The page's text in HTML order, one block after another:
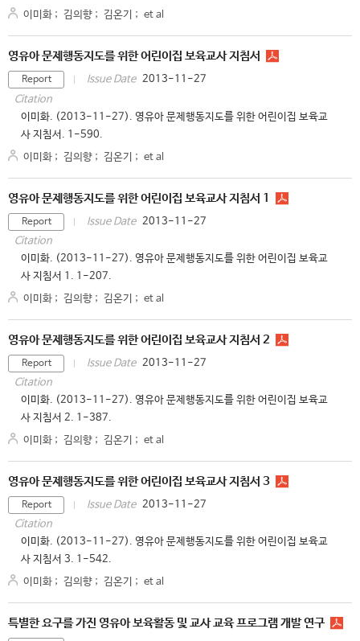
이미화 ; 김의향 ; 김온기 ; et al
영유아 문제행동지도를 위한 어린이집 보육교사 지침서
Report Issue Date 2013-11-27
Citation
이미화. (2013-11-27). 영유아 문제행동지도를 위한 어린이집 보육교
사 지침서. 1-590.
이미화 ; 김의향 ; 김온기 ; et al
영유아 문제행동지도를 위한 어린이집 보육교사 지침서 1
Report Issue Date 2013-11-27
Citation
이미화. (2013-11-27). 영유아 문제행동지도를 위한 어린이집 보육교
사 지침서 1. 1-207.
이미화 ; 김의향 ; 김온기 ; et al
영유아 문제행동지도를 위한 어린이집 보육교사 지침서 2
Report Issue Date 2013-11-27
Citation
이미화. (2013-11-27). 영유아 문제행동지도를 위한 어린이집 보육교
사 지침서 2. 1-387.
이미화 ; 김의향 ; 김온기 ; et al
영유아 문제행동지도를 위한 어린이집 보육교사 지침서 3
Report Issue Date 2013-11-27
Citation
이미화. (2013-11-27). 영유아 문제행동지도를 위한 어린이집 보육교
사 지침서 3. 1-542.
이미화 ; 김의향 ; 김온기 ; et al
특별한 요구를 가진 영유아 보육활동 및 교사 교육 프로그램 개발 연구